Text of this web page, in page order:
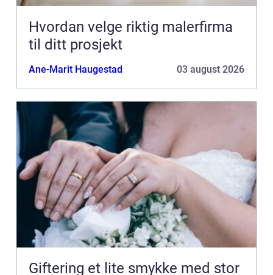
Hvordan velge riktig malerfirma
til ditt prosjekt
Ane-Marit Haugestad 03 august 2026
Giftering et lite smykke med stor